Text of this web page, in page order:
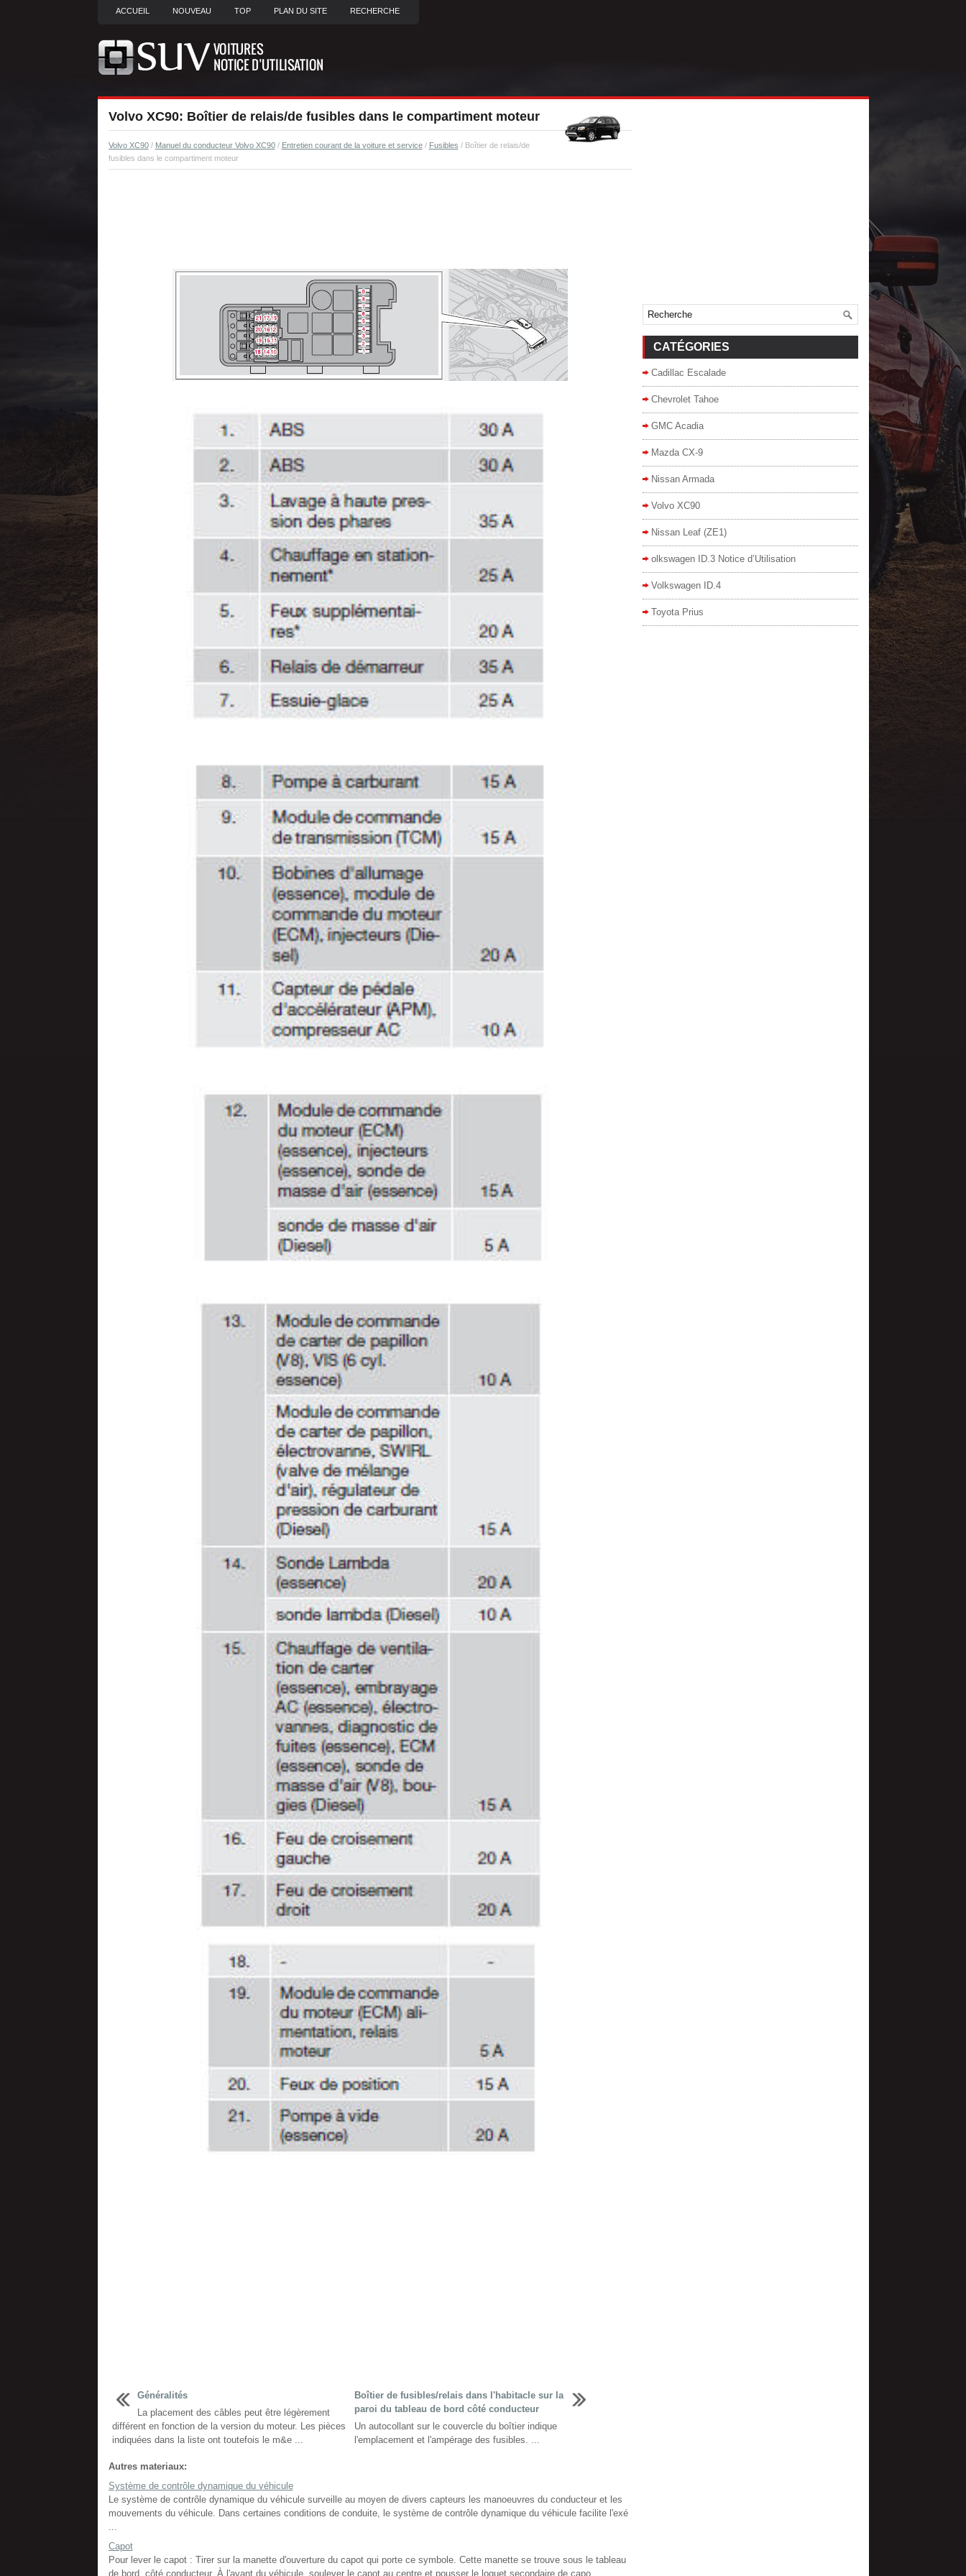
ACCUEIL NOUVEAU TOP PLAN DU SITE RECHERCHE
Volvo XC90: Boîtier de relais/de fusibles dans le compartiment moteur
Volvo XC90/ Manuel du conducteur Volvo XC90/ Entretien courant de la voiture et service/ Fusibles / Boîtier de relais/de
fusibles dans le compartiment moteur
Généralités
La placement des câbles peut être légèrement
différent en fonction de la version du moteur. Les pièces
indiquées dans la liste ont toutefois le m&e ...
Boîtier de fusibles/relais dans l'habitacle sur la
paroi du tableau de bord côté conducteur
Un autocollant sur le couvercle du boîtier indique
l'emplacement et l'ampérage des fusibles. ...
Autres materiaux:
Système de contrôle dynamique du véhicule
Le système de contrôle dynamique du véhicule surveille au moyen de divers capteurs les manoeuvres du conducteur et les
mouvements du véhicule. Dans certaines conditions de conduite, le système de contrôle dynamique du véhicule facilite l'exé
...
Capot
Pour lever le capot : Tirer sur la manette d'ouverture du capot qui porte ce symbole. Cette manette se trouve sous le tableau
de bord, côté conducteur. À l'avant du véhicule, soulever le capot au centre et pousser le loquet secondaire de capo ...
CATÉGORIES
Cadillac Escalade
Chevrolet Tahoe
GMC Acadia
Mazda CX-9
Nissan Armada
Volvo XC90
Nissan Leaf (ZE1)
olkswagen ID.3 Notice d’Utilisation
Volkswagen ID.4
Toyota Prius